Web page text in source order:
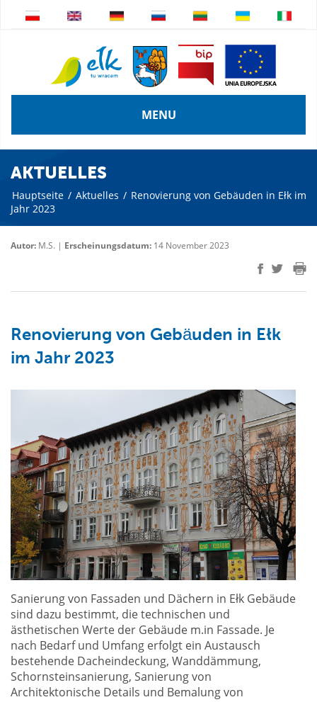
MENU
AKTUELLES
Hauptseite / Aktuelles / Renovierung von Gebäuden in Ełk im
Jahr 2023
Autor: M.S. | Erscheinungsdatum: 14 November 2023
Renovierung von Gebäuden in Ełk
im Jahr 2023
Sanierung von Fassaden und Dächern in Ełk Gebäude
sind dazu bestimmt, die technischen und
ästhetischen Werte der Gebäude m.in Fassade. Je
nach Bedarf und Umfang erfolgt ein Austausch
bestehende Dacheindeckung, Wanddämmung,
Schornsteinsanierung, Sanierung von
Architektonische Details und Bemalung von